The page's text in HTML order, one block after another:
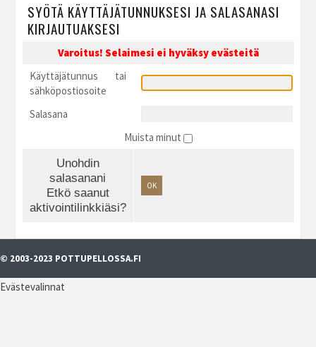
SYÖTÄ KÄYTTÄJÄTUNNUKSESI JA SALASANASI
KIRJAUTUAKSESI
Varoitus! Selaimesi ei hyväksy evästeitä
Käyttäjätunnus tai
sähköpostiosoite
Salasana
Muista minut
Unohdin
salasanani
Etkö saanut
aktivointilinkkiäsi?
OK
© 2003-2023 POTTUPELLOSSA.FI
Evästevalinnat